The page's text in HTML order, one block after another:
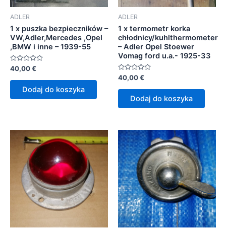
ADLER
1 x puszka bezpieczników –
VW,Adler,Mercedes ,Opel
,BMW i inne – 1939-55
Oceniono
0
na
40,00€
Dodaj do koszyka
ADLER
1 x termometr korka
chłodnicy/kuhlthermometer
– Adler Opel Stoewer
Vomag ford u.a.- 1925-33
Oceniono
0
na
40,00€
Dodaj do koszyka